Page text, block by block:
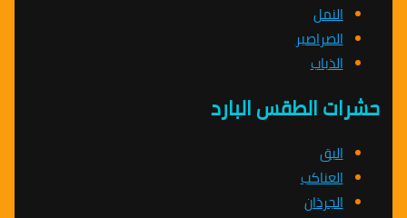
النمل
الصراصير
الذباب
حشرات الطقس البارد
البق
العناكب
الجرذان